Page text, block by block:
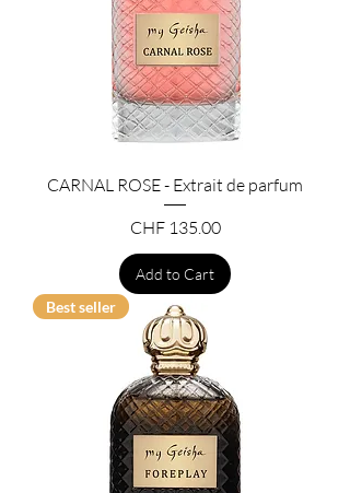
CARNAL ROSE - Extrait de parfum
Price
CHF 135.00
Add to Cart
Best seller